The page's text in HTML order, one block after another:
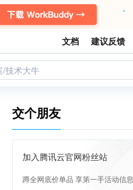
文档 建议反馈
/技术大牛
交个朋友
加入腾讯云官网粉丝站
蹲全网底价单品 享第一手活动信息